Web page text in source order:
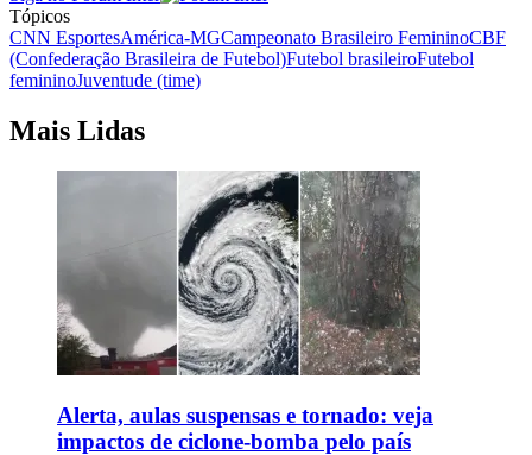
Tópicos
CNN EsportesAmérica-MGCampeonato Brasileiro FemininoCBF
(Confederação Brasileira de Futebol)Futebol brasileiroFutebol
femininoJuventude (time)
Mais Lidas
Alerta, aulas suspensas e tornado: veja
impactos de ciclone-bomba pelo país